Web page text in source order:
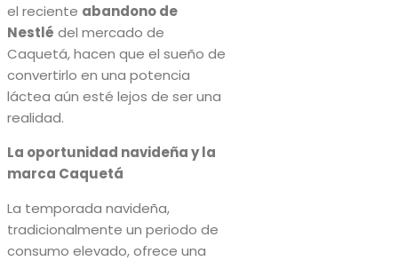
el reciente abandono de
Nestlé del mercado de
Caquetá, hacen que el sueño de
convertirlo en una potencia
láctea aún esté lejos de ser una
realidad.
La oportunidad navideña y la
marca Caquetá
La temporada navideña,
tradicionalmente un periodo de
consumo elevado, ofrece una